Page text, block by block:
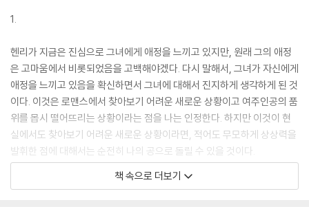
1.
헨리가 지금은 진심으로 그녀에게 애정을 느끼고 있지만, 원래 그의 애정
은 고마움에서 비롯되었음을 고백해야겠다. 다시 말해서, 그녀가 자신에게
애정을 느끼고 있음을 확신하면서 그녀에 대해서 진지하게 생각하게 된 것
이다. 이것은 로맨스에서 찾아보기 어려운 새로운 상황이고 여주인공의 품
위를 몹시 떨어뜨리는 상황이라는 점을 나는 인정한다. 하지만 이것이 현
실에서도 찾아보기 어려운 새로운 상황이라면, 적어도 무모하게 상상력을
발휘한 점에 대해서는 순전히 나의 공으로 돌릴 수 있을 것이다.
책 속으로 더보기